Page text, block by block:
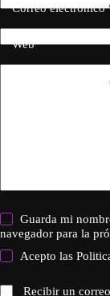
Correo electrónico
Web
Guarda mi
navegador para la
Acepto las
Recibir un